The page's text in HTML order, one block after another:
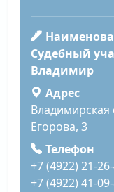
Судебный
Владимир
Адрес
Владимирская
Егорова, 3
Телефон
+7 (4922) 21-
+7 (4922) 41-